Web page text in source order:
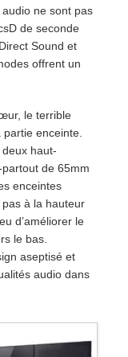
ne sont pas
de seconde
Sound et
offrent un
le terrible
enceinte.
haut-
de 65mm
enceintes
à la hauteur
d’améliorer le
le bas.
aseptisé et
audio dans